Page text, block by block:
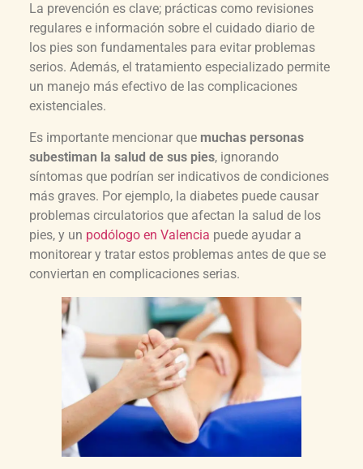
La prevención es clave; prácticas como revisiones
regulares e información sobre el cuidado diario de
los pies son fundamentales para evitar problemas
serios. Además, el tratamiento especializado permite
un manejo más efectivo de las complicaciones
existenciales.
Es importante mencionar que muchas personas
subestiman la salud de sus pies, ignorando
síntomas que podrían ser indicativos de condiciones
más graves. Por ejemplo, la diabetes puede causar
problemas circulatorios que afectan la salud de los
pies, y un podólogo en Valencia puede ayudar a
monitorear y tratar estos problemas antes de que se
conviertan en complicaciones serias.